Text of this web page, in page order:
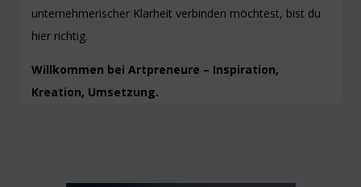
unternehmerischer Klarheit verbinden möchtest, bist du
hier richtig.
Willkommen bei Artpreneure – Inspiration,
Kreation, Umsetzung.